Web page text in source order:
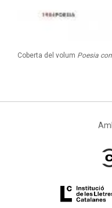
Coberta del volum Poesia